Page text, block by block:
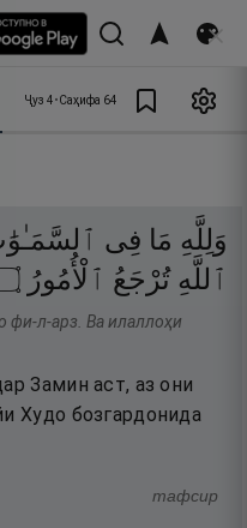
Ҷуз 4•Саҳифа 64
وَلِلَّهِ مَا فِى
ٱللَّهِ تُرْجَعُ ٱلْأُمُورُ
фи-л-арз. Ва илаллоҳи
Замин аст, аз они
Худо бозгардонида
тафсир